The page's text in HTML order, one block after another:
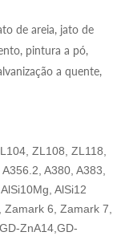
de areia, jato de
pintura a pó,
a quente,
ZL108, ZL118,
A380, A383,
AlSi12
6, Zamark 7,
ZnA14,GD-